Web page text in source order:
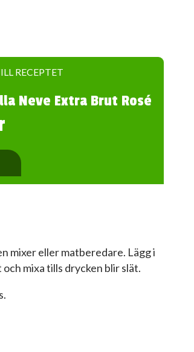
RECEPTET
Neve Extra Brut Rosé
mixer eller matberedare. Lägg i
mixa tills drycken blir slät.